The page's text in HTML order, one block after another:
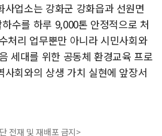
업소는 강화군 강화읍과 선원면
수를 하루 9,000톤 안정적으로 처
처리 업무뿐만 아니라 시민사회와
세대를 위한 공동체 환경교육 프로
사회와의 상생 가치 실현에 앞장서
전재 및 재배포 금지>